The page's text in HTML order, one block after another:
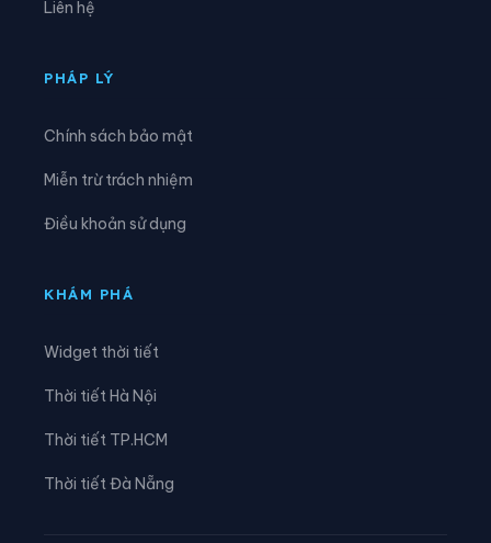
Xã Đại Hoàng
Xã Gia Viễn
Liên hệ
PHÁP LÝ
Chính sách bảo mật
Miễn trừ trách nhiệm
Điều khoản sử dụng
KHÁM PHÁ
Widget thời tiết
Thời tiết Hà Nội
Thời tiết TP.HCM
Thời tiết Đà Nẵng